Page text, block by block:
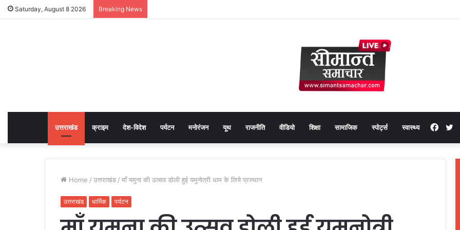
Saturday, August 8 2026 Breaking News
उत्तराखंड क्राइम देश-विदेश पर्यटन मनोरंजन यूथ राजनीति वीडियो शिक्षा सामाजिक स्पोर्ट्स स्वास्थ्य
Home / उत्तराखंड / माँ यमुना की उत्सव डोली हुई यमुनोत्री धाम के लिये प्रस्थान
उत्तराखंड धार्मिक पर्यटन